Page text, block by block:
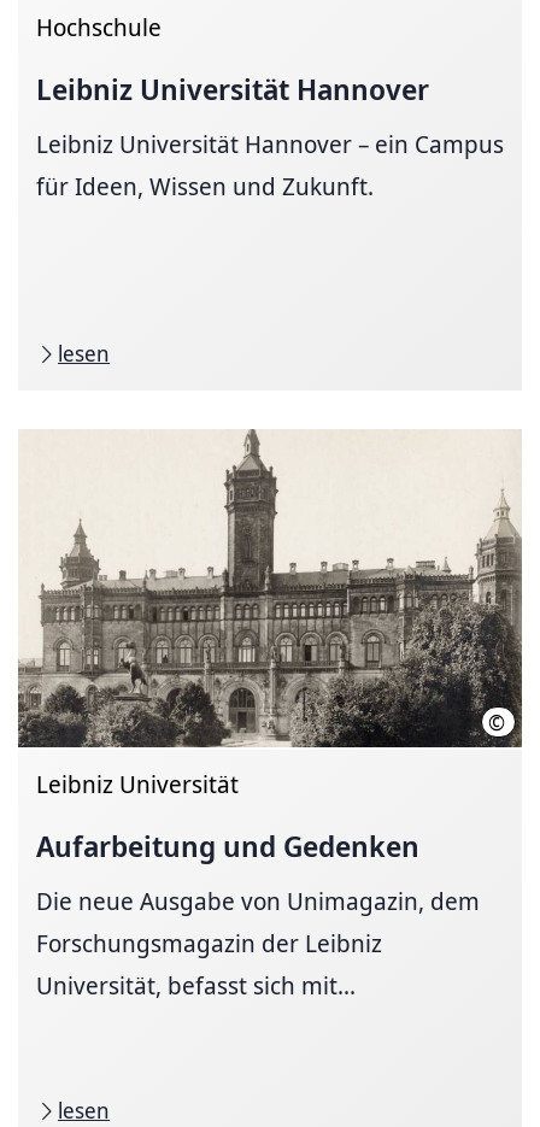
Hochschule
Leibniz Universität Hannover
Leibniz Universität Hannover – ein Campus
für Ideen, Wissen und Zukunft.
lesen
©
Leibniz Universität
Aufarbeitung und Gedenken
Die neue Ausgabe von Unimagazin, dem
Forschungsmagazin der Leibniz
Universität, befasst sich mit...
lesen